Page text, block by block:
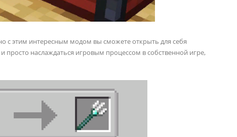
с этим интересным модом вы сможете открыть для себя
наслаждаться игровым процессом в собственной игре,